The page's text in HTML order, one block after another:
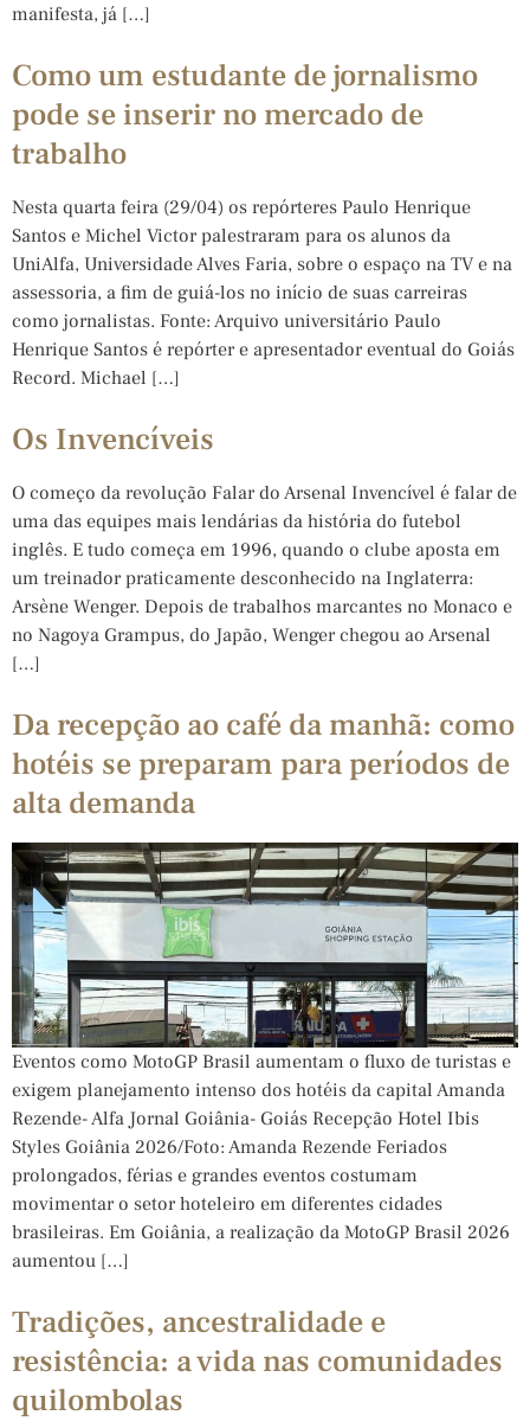
manifesta, já […]
Como um estudante de jornalismo
pode se inserir no mercado de
trabalho
Nesta quarta feira (29/04) os repórteres Paulo Henrique
Santos e Michel Victor palestraram para os alunos da
UniAlfa, Universidade Alves Faria, sobre o espaço na TV e na
assessoria, a fim de guiá-los no início de suas carreiras
como jornalistas. Fonte: Arquivo universitário Paulo
Henrique Santos é repórter e apresentador eventual do Goiás
Record. Michael […]
Os Invencíveis
O começo da revolução Falar do Arsenal Invencível é falar de
uma das equipes mais lendárias da história do futebol
inglês. E tudo começa em 1996, quando o clube aposta em
um treinador praticamente desconhecido na Inglaterra:
Arsène Wenger. Depois de trabalhos marcantes no Monaco e
no Nagoya Grampus, do Japão, Wenger chegou ao Arsenal
[…]
Da recepção ao café da manhã: como
hotéis se preparam para períodos de
alta demanda
Eventos como MotoGP Brasil aumentam o fluxo de turistas e
exigem planejamento intenso dos hotéis da capital Amanda
Rezende- Alfa Jornal Goiânia- Goiás Recepção Hotel Ibis
Styles Goiânia 2026/Foto: Amanda Rezende Feriados
prolongados, férias e grandes eventos costumam
movimentar o setor hoteleiro em diferentes cidades
brasileiras. Em Goiânia, a realização da MotoGP Brasil 2026
aumentou […]
Tradições, ancestralidade e
resistência: a vida nas comunidades
quilombolas